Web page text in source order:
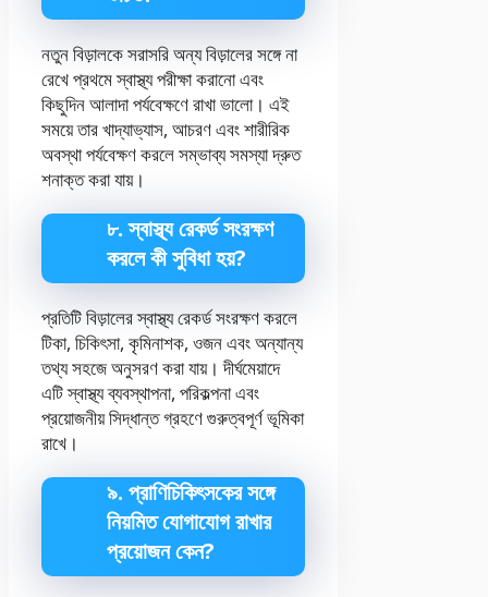
নতুন বিড়ালকে সরাসরি অন্য বিড়ালের সঙ্গে না
রেখে প্রথমে স্বাস্থ্য পরীক্ষা করানো এবং
কিছুদিন আলাদা পর্যবেক্ষণে রাখা ভালো। এই
সময়ে তার খাদ্যাভ্যাস, আচরণ এবং শারীরিক
অবস্থা পর্যবেক্ষণ করলে সম্ভাব্য সমস্যা দ্রুত
শনাক্ত করা যায়।
৮. স্বাস্থ্য রেকর্ড সংরক্ষণ
করলে কী সুবিধা হয়?
প্রতিটি বিড়ালের স্বাস্থ্য রেকর্ড সংরক্ষণ করলে
টিকা, চিকিৎসা, কৃমিনাশক, ওজন এবং অন্যান্য
তথ্য সহজে অনুসরণ করা যায়। দীর্ঘমেয়াদে
এটি স্বাস্থ্য ব্যবস্থাপনা, পরিকল্পনা এবং
প্রয়োজনীয় সিদ্ধান্ত গ্রহণে গুরুত্বপূর্ণ ভূমিকা
রাখে।
৯. প্রাণিচিকিৎসকের সঙ্গে
নিয়মিত যোগাযোগ রাখার
প্রয়োজন কেন?